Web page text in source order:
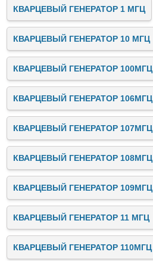
КВАРЦЕВЫЙ ГЕНЕРАТОР 1 МГЦ
КВАРЦЕВЫЙ ГЕНЕРАТОР 10 МГЦ
КВАРЦЕВЫЙ ГЕНЕРАТОР 100МГЦ
КВАРЦЕВЫЙ ГЕНЕРАТОР 106МГЦ
КВАРЦЕВЫЙ ГЕНЕРАТОР 107МГЦ
КВАРЦЕВЫЙ ГЕНЕРАТОР 108МГЦ
КВАРЦЕВЫЙ ГЕНЕРАТОР 109МГЦ
КВАРЦЕВЫЙ ГЕНЕРАТОР 11 МГЦ
КВАРЦЕВЫЙ ГЕНЕРАТОР 110МГЦ